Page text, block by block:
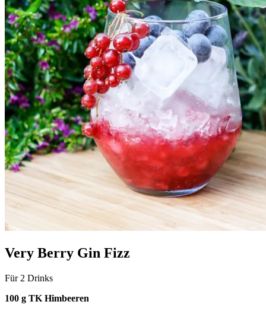
Very Berry Gin Fizz
Für 2 Drinks
100 g TK Himbeeren